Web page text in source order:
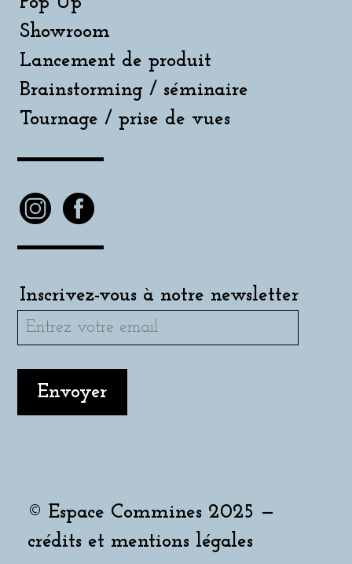
Showroom
Lancement de produit
Brainstorming / séminaire
Tournage / prise de vues
Inscrivez-vous à notre newsletter
© Espace Commines 2025 —
crédits et mentions légales